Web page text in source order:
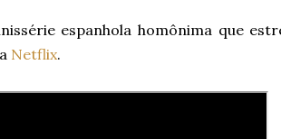
espanhola homônima que
Netflix.